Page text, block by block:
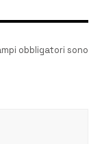
obbligatori sono